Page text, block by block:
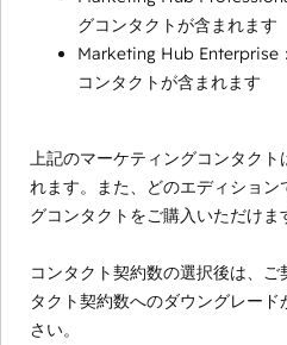
グコンタクトが含まれます
Marketing Hub Enterprise
コンタクトが含まれます
上記のマーケティングコンタク
れます。また、どのエディショ
グコンタクトをご購入いただけま
コンタクト契約数の選択後は、
タクト契約数へのダウングレー
さい。